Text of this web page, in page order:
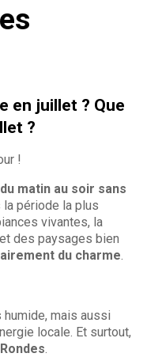
en juillet ? Que
?
!
matin au soir sans
la période la plus
vivantes, la
des paysages bien
du charme.
humide, mais aussi
locale. Et surtout,
.